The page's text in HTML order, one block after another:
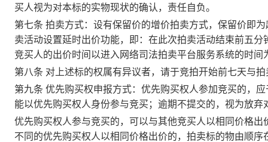
买人视为对本标的实物现状的确认，责任自负。
第七条 拍卖方式： 设有保留价的增价拍卖方式，保留价即
卖活动设置延时出价功能，即：在此次拍卖活动结束前五分
竞买人的出价时间以进入网络司法拍卖平台服务系统的时间
第八条 对上述标的权属有异议者，请于竞拍开始前七天与拍
第九条 优先购买权申报方式：优先购买权人参加竞买的，应
能以优先购买权人身份参与竞买；逾期不提交的，视为放
优先购买权人参与竞买的，可以与其他竞买人以相同价格
不同的优先购买权人以相同价格出价的，拍卖标的物由顺